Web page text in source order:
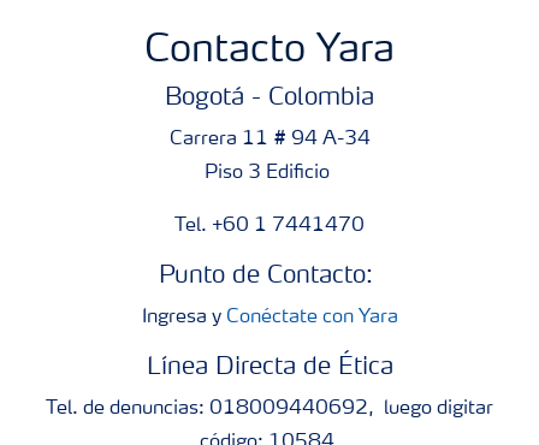
Contacto Yara
Bogotá - Colombia
Carrera 11 # 94 A-34
Piso 3 Edificio
Tel. +60 1 7441470
Punto de Contacto:
Ingresa y Conéctate con Yara
Línea Directa de Ética
Tel. de denuncias: 018009440692, luego digitar